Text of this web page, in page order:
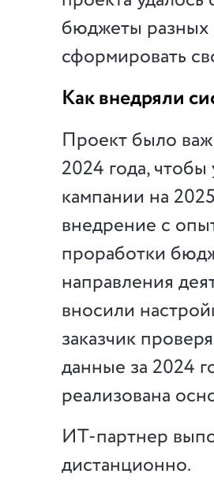
бюджеты разных
сформировать
Как внедряли
Проект было
2024 года,
кампании на
внедрение с
проработки
направления
вносили
заказчик
данные за 2024
реализована
ИТ-партнер
дистанционно.